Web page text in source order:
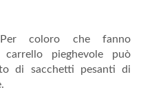
coloro che fanno
pieghevole può
di sacchetti pesanti di